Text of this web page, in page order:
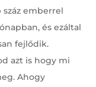
emberrel
és ezáltal
fejlődik.
azt is hogy mi
Ahogy